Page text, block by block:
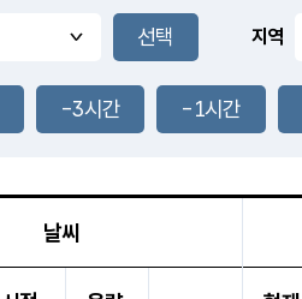
풍도
3.1m/s
지역
-3시간 -1시간
날씨